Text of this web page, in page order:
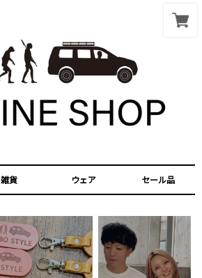
雑貨 ウェア セール品